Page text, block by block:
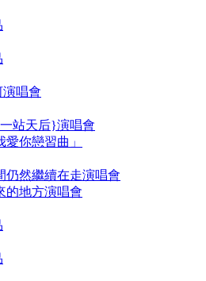
唱會
站天后}演唱會
愛你戀習曲」
仍然繼續在走演唱會
的地方演唱會